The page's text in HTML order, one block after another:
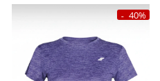
40%